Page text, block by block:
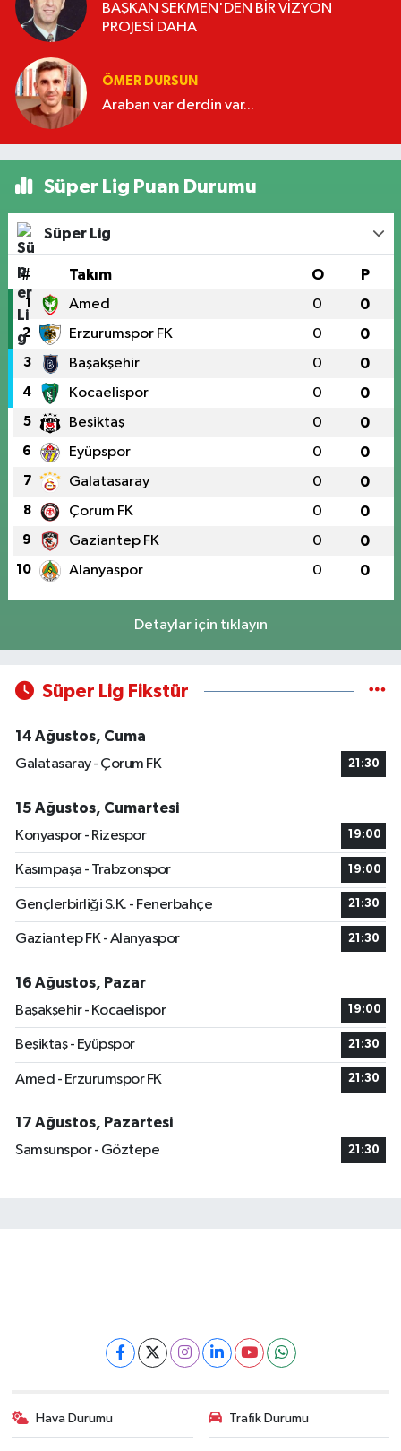
BAŞKAN SEKMEN'DEN BİR VİZYON
PROJESİ DAHA
ÖMER DURSUN
Araban var derdin var...
Süper Lig Puan Durumu
Süper Lig
# Takım O P
1 Amed 0 0
2 Erzurumspor FK 0 0
3 Başakşehir 0 0
4 Kocaelispor 0 0
5 Beşiktaş 0 0
6 Eyüpspor 0 0
7 Galatasaray 0 0
8 Çorum FK 0 0
9 Gaziantep FK 0 0
10 Alanyaspor 0 0
Detaylar için tıklayın
Süper Lig Fikstür
14 Ağustos, Cuma
Galatasaray - Çorum FK
21:30
15 Ağustos, Cumartesi
Konyaspor - Rizespor
19:00
Kasımpaşa - Trabzonspor 19:00
Gençlerbirliği S.K. - Fenerbahçe 21:30
Gaziantep FK - Alanyaspor 21:30
16 Ağustos, Pazar
Başakşehir - Kocaelispor
19:00
Beşiktaş - Eyüpspor 21:30
Amed - Erzurumspor FK 21:30
17 Ağustos, Pazartesi
Samsunspor - Göztepe
21:30
Hava Durumu Trafik Durumu